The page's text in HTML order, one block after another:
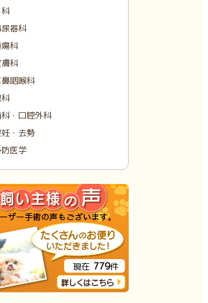
器科
科
科
咽喉科
科・口腔外科
・去勢
防医学
現在 779件